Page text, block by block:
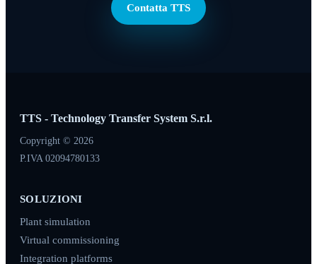
Contatta TTS
TTS - Technology Transfer System S.r.l.
Copyright © 2026
P.IVA 02094780133
SOLUZIONI
Plant simulation
Virtual commissioning
Integration platforms